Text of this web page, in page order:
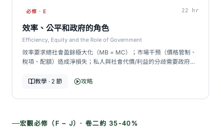
必修 · E 22 hr
效率、公平和政府的角色
Efficiency, Equity and the Role of Government
效率要求總社會盈餘極大化（MB = MC）；市場干預（價格管制、
稅項、配額）造成淨損失；私人與社會代價/利益的分歧需要政府介
教學 · 2 節
攻略
宏觀必修（F – J）· 卷二約 35-40%